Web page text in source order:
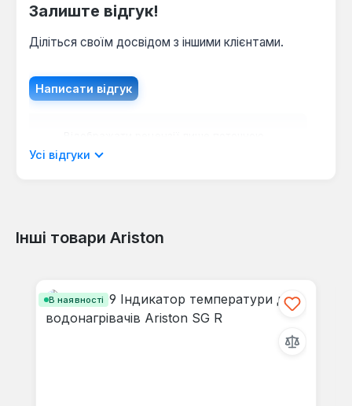
Залиште відгук!
Діліться своїм досвідом з іншими клієнтами.
Написати відгук
мовою.
Відгуків не знайдено. Поділіться
Усі відгуки
Інші товари Ariston
В наявності